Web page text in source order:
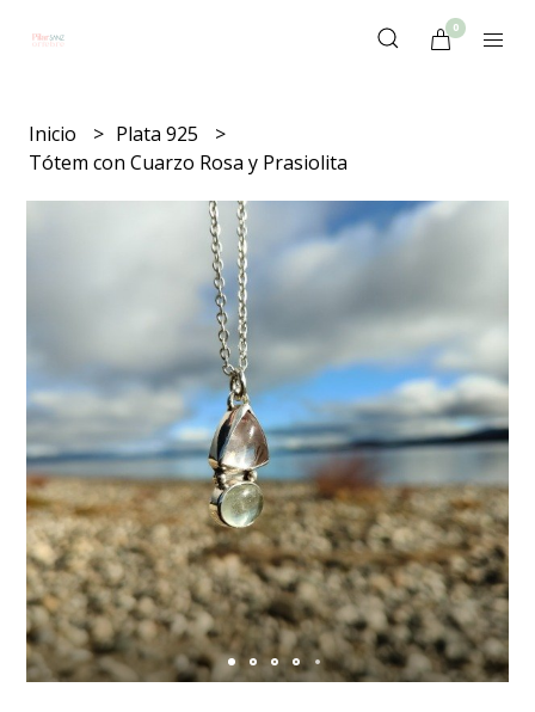
0
Inicio
Plata 925
Tótem con Cuarzo Rosa y Prasiolita